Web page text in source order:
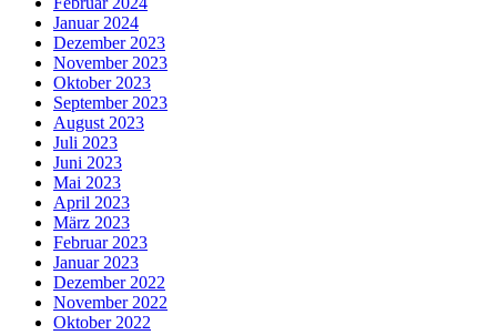
Januar 2024
Dezember 2023
November 2023
Oktober 2023
September 2023
August 2023
Juli 2023
Juni 2023
Mai 2023
April 2023
März 2023
Februar 2023
Januar 2023
Dezember 2022
November 2022
Oktober 2022